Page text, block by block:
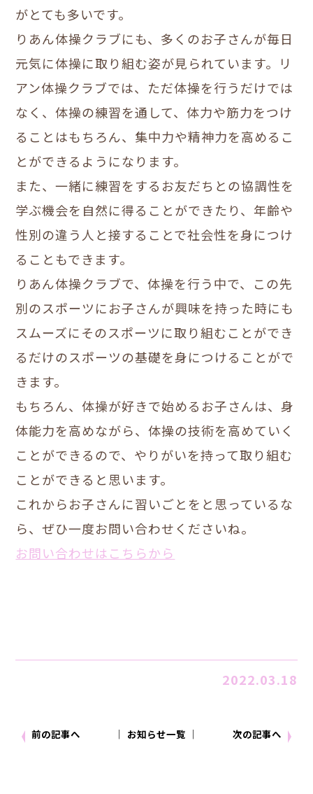
がとても多いです。
りあん体操クラブにも、多くのお子さんが毎日
元気に体操に取り組む姿が見られています。リ
アン体操クラブでは、ただ体操を行うだけでは
なく、体操の練習を通して、体力や筋力をつけ
ることはもちろん、集中力や精神力を高めるこ
とができるようになります。
また、一緒に練習をするお友だちとの協調性を
学ぶ機会を自然に得ることができたり、年齢や
性別の違う人と接することで社会性を身につけ
ることもできます。
りあん体操クラブで、体操を行う中で、この先
別のスポーツにお子さんが興味を持った時にも
スムーズにそのスポーツに取り組むことができ
るだけのスポーツの基礎を身につけることがで
きます。
もちろん、体操が好きで始めるお子さんは、身
体能力を高めながら、体操の技術を高めていく
ことができるので、やりがいを持って取り組む
ことができると思います。
これからお子さんに習いごとをと思っているな
ら、ぜひ一度お問い合わせくださいね。
お問い合わせはこちらから
2022.03.18
前の記事へ 次の記事へ
│ お知らせ一覧 │